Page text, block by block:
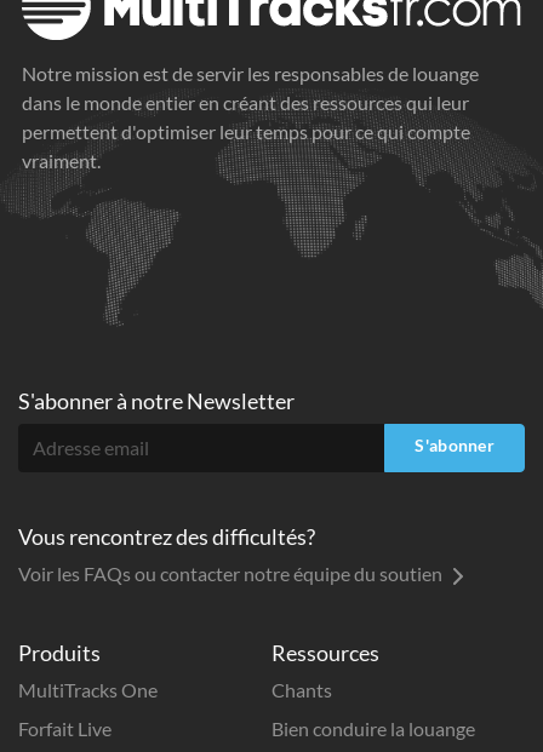
Notre mission est de servir les responsables de louange
dans le monde entier en créant des ressources qui leur
permettent d'optimiser leur temps pour ce qui compte
vraiment.
Produits
MultiTracks One
Forfait Live
Ressources
Chants
Bien conduire la louange
S'abonner à notre Newsletter
S'abonner
Vous rencontrez des difficultés?
Voir les FAQs ou contacter notre équipe du soutien